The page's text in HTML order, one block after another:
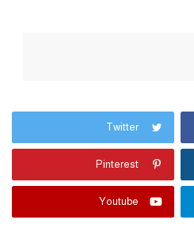
Twitter
Pinterest
Youtube